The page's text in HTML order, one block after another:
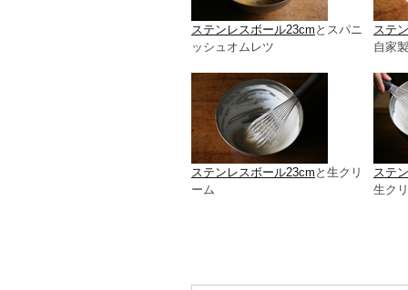
ステンレスボール23cm とスパニ
ッシュオムレツ
ステ
自家
ステンレスボール23cm と生クリ
ーム
ステ
生ク